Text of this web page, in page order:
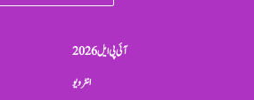
آئی پی ایل 2026
انٹرویو